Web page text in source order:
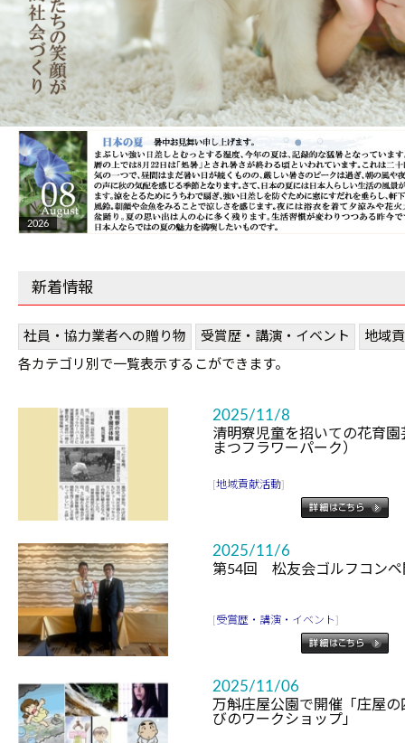
2026
新着情報
社員・協力業者への贈り物 受賞歴・講演・イベント 地域
各カテゴリ別で一覧表示するこができます。
2025/11/8
清明寮児童を招いての花育
まつフラワーパーク）
地域貢献活動
2025/11/6
第54回 松友会ゴルフコンペ
受賞歴・講演・イベント
2025/11/06
万斛庄屋公園で開催「庄屋
びのワークショップ」